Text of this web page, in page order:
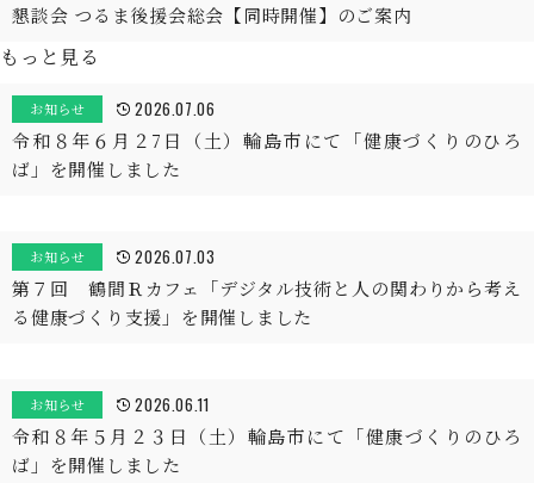
懇談会 つるま後援会総会【同時開催】のご案内
もっと見る
お知らせ 2026.07.06
令和８年６月２7日（土）輪島市にて「健康づくりのひろ
ば」を開催しました
お知らせ 2026.07.03
第７回 鶴間Ｒカフェ「デジタル技術と人の関わりから考え
る健康づくり支援」を開催しました
お知らせ 2026.06.11
令和８年５月２３日（土）輪島市にて「健康づくりのひろ
ば」を開催しました